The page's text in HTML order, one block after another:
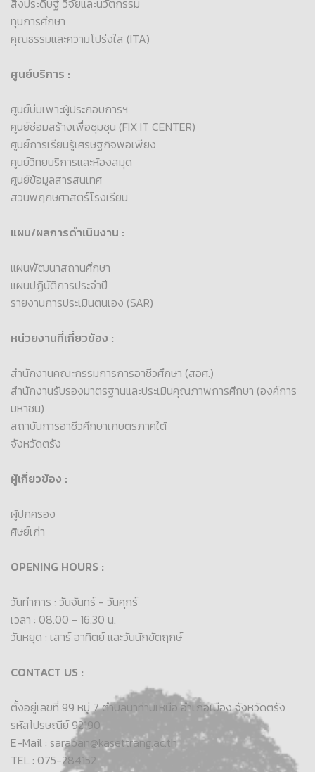
สิ่งประดิษฐ์ วิจัยและนวัตกรรม
ทุนการศึกษา
คุณธรรมและความโปร่งใส (ITA)
ศูนย์บริการ :
ศูนย์บ่มเพาะผู้ประกอบการฯ
ศูนย์ซ่อมสร้างเพื่อชุมชุน (FIX IT CENTER)
ศูนย์การเรียนรู้เศรษฐกิจพอเพียง
ศูนย์วิทยบริการและห้องสมุด
ศูนย์ข้อมูลสารสนเทศ
สวนพฤกษศาสตร์โรงเรียน
แผน/ผลการดำเนินงาน :
แผนพัฒนาสถานศึกษา
แผนปฏิบัติการประจำปี
รายงานการประเมินตนเอง (SAR)
หน่วยงานที่เกี่ยวข้อง :
สำนักงานคณะกรรมการการอาชีวศึกษา (สอศ.)
สำนักงานรับรองมาตรฐานและประเมินคุณภาพการศึกษา (องค์การ
มหาชน)
สถาบันการอาชีวศึกษาเกษตรภาคใต้
จังหวัดตรัง
ผู้เกี่ยวข้อง :
ผู้ปกครอง
ศิษย์เก่า
OPENING HOURS :
วันทำการ : วันจันทร์ - วันศุกร์
เวลา : 08.00 - 16.30 น.
วันหยุด : เสาร์ อาทิตย์ และวันนักขัตฤกษ์
CONTACT US :
ตั้งอยู่เลขที่ 99 หมู่ 7 ตำบลนาท่ามเหนือ อำเภอเมือง จังหวัดตรัง
รหัสไปรษณีย์ 92190
E-Mail : saraban@kasettrang.ac.th
TEL : 075-284152